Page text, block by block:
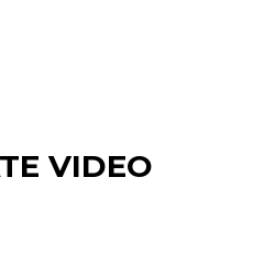
VIDEO